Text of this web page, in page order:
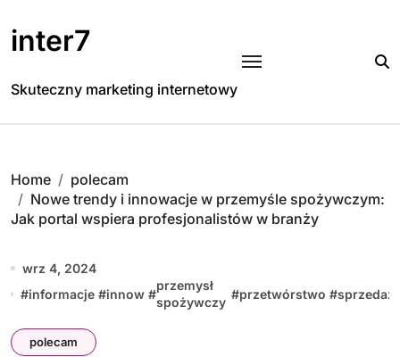
to
content
inter7
Skuteczny marketing internetowy
Home
polecam
Nowe trendy i innowacje w przemyśle spożywczym:
Jak portal wspiera profesjonalistów w branży
wrz 4, 2024
#informacje #innow #
przemysł
spożywczy
#przetwórstwo #sprzedaż
polecam